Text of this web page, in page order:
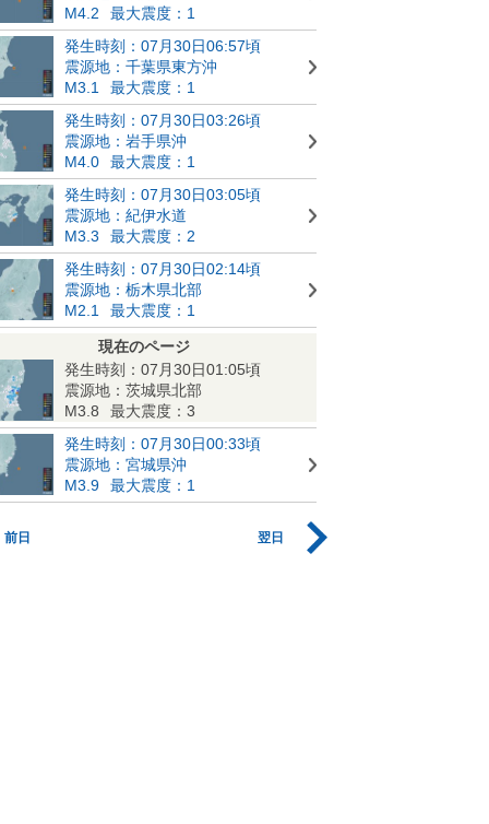
M4.2
最大震度：1
発生時刻：07月30日06:57頃
震源地：千葉県東方沖
M3.1
最大震度：1
発生時刻：07月30日03:26頃
震源地：岩手県沖
M4.0
最大震度：1
発生時刻：07月30日03:05頃
震源地：紀伊水道
M3.3
最大震度：2
発生時刻：07月30日02:14頃
震源地：栃木県北部
M2.1
最大震度：1
現在のページ
発生時刻：07月30日01:05頃
震源地：茨城県北部
M3.8
最大震度：3
発生時刻：07月30日00:33頃
震源地：宮城県沖
M3.9
最大震度：1
前日 翌日